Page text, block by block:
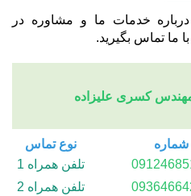
خدمات ما و مشاوره در
با ما تماس بگیرید.
کسری علیزاده
نوع تماس
شماره
تلفن همراه 1
تلفن همراه 2